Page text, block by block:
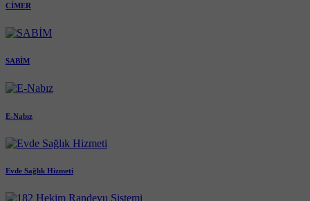
CİMER
SABİM
E-Nabız
Evde Sağlık Hizmeti